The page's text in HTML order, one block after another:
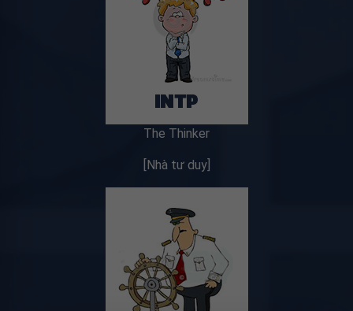
The Thinker
[Nhà tư duy]